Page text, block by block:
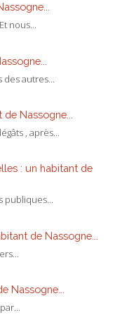
nous...
autres...
Nassogne...
, après...
: un habitant de
publiques...
de Nassogne...
Nassogne...